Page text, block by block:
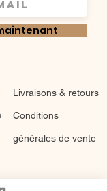
Livraisons & retours
Conditions
générales de vente